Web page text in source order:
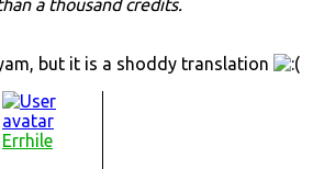
a thousand credits.
but it is a shoddy translation
Errhile